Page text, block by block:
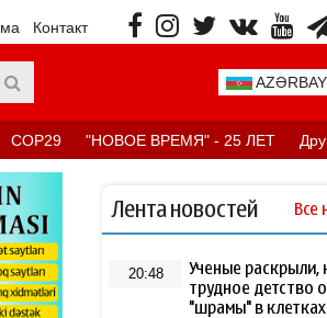
Контакт
COP29 "НОВОЕ ВРЕМЯ" - 25 ЛЕТ
Лента новостей Все
20:48
Ученые раскрыли,
трудное детство
"шрамы" в клетках